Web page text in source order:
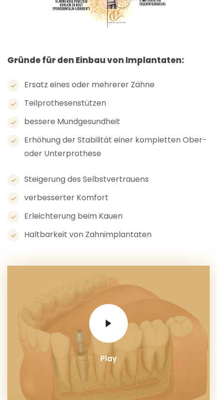
Gründe für den Einbau von Implantaten:
Ersatz eines oder mehrerer Zähne
Teilprothesenstützen
bessere Mundgesundheit
Erhöhung der Stabilität einer kompletten Ober-
oder Unterprothese
Steigerung des Selbstvertrauens
verbesserter Komfort
Erleichterung beim Kauen
Haltbarkeit von Zahnimplantaten
Play